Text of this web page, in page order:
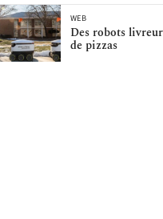
WEB
Des robots
de pizzas